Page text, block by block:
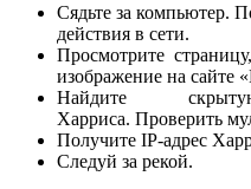
Сядьте за компьютер.
действия в сети.
Просмотрите
изображение на сайте
Найдите
Харриса. Проверить
Получите IP-адрес
Следуй за рекой.